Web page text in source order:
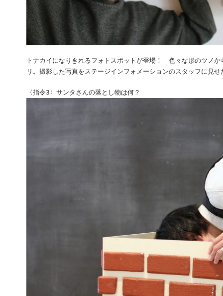
トナカイになりきれるフォトスポットが登場！ 色々な形のツノ
リ。撮影した写真をステージインフォメーションのスタッフに見
〈指令3〉サンタさんの落とし物は何？